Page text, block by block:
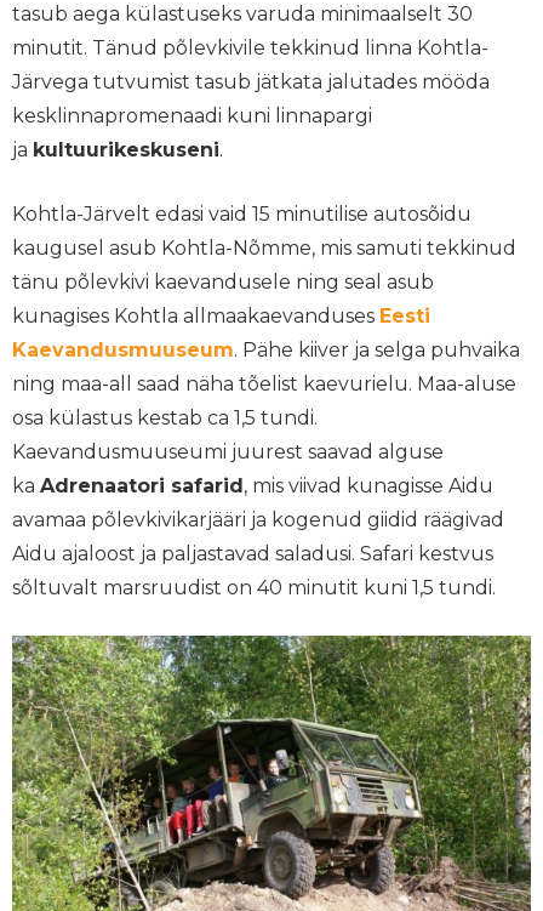
tasub aega külastuseks varuda minimaalselt 30
minutit. Tänud põlevkivile tekkinud linna Kohtla-
Järvega tutvumist tasub jätkata jalutades mööda
kesklinnapromenaadi kuni linnapargi
ja kultuurikeskuseni.
Kohtla-Järvelt edasi vaid 15 minutilise autosõidu
kaugusel asub Kohtla-Nõmme, mis samuti tekkinud
tänu põlevkivi kaevandusele ning seal asub
kunagises Kohtla allmaakaevanduses Eesti
Kaevandusmuuseum. Pähe kiiver ja selga puhvaika
ning maa-all saad näha tõelist kaevurielu. Maa-aluse
osa külastus kestab ca 1,5 tundi.
Kaevandusmuuseumi juurest saavad alguse
ka Adrenaatori safarid, mis viivad kunagisse Aidu
avamaa põlevkivikarjääri ja kogenud giidid räägivad
Aidu ajaloost ja paljastavad saladusi. Safari kestvus
sõltuvalt marsruudist on 40 minutit kuni 1,5 tundi.